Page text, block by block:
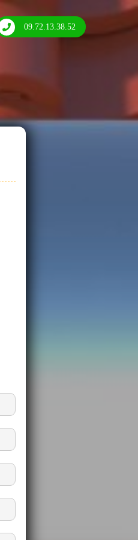
09.72.13.38.52